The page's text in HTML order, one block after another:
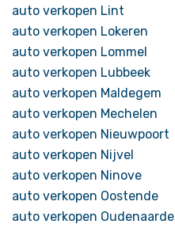
auto verkopen Lint
auto verkopen Lokeren
auto verkopen Lommel
auto verkopen Lubbeek
auto verkopen Maldegem
auto verkopen Mechelen
auto verkopen Nieuwpoort
auto verkopen Nijvel
auto verkopen Ninove
auto verkopen Oostende
auto verkopen Oudenaarde